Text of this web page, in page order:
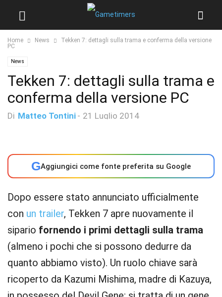
Home News
Tekken 7: dettagli sulla trama e conferma della versione
PC
News
Tekken 7: dettagli sulla trama e
conferma della versione PC
Di Matteo Tontini - 21 Luglio 2014
GAggiungici come fonte preferita su Google
Dopo essere stato annunciato ufficialmente
con un trailer, Tekken 7 apre nuovamente il
sipario fornendo i primi dettagli sulla trama
(almeno i pochi che si possono dedurre da
quanto abbiamo visto). Un ruolo chiave sarà
ricoperto da Kazumi Mishima, madre di Kazuya,